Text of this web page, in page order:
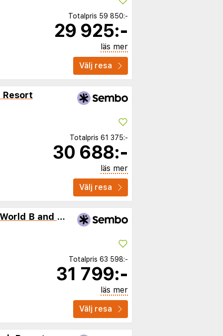
Totalpris 59 850:-
29 925:-
läs mer
Välj resa
Resort
Totalpris 61 375:-
30 688:-
läs mer
Välj resa
Maui What A Wonderful World B and B Hawaii
Totalpris 63 598:-
31 799:-
läs mer
Välj resa